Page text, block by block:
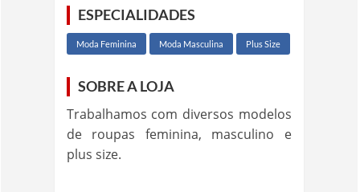
ESPECIALIDADES
Moda Feminina Moda Masculina Plus Size
SOBRE A LOJA
Trabalhamos com diversos modelos
de roupas feminina, masculino e
plus size.